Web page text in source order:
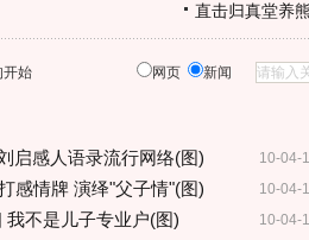
直击归真堂养
开始 网页 新闻
10-04-
启感人语录流行网络(图)
10-04-
感情牌 演绎"父子情"(图)
10-04-
不是儿子专业户(图)